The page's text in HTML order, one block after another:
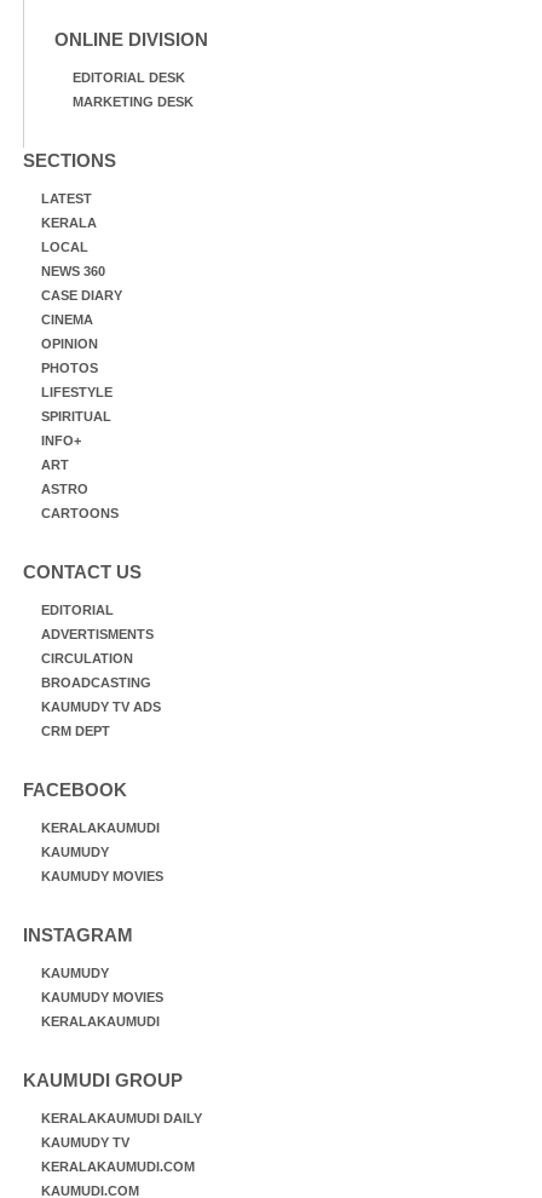
ONLINE DIVISION
EDITORIAL DESK
MARKETING DESK
SECTIONS
LATEST
KERALA
LOCAL
NEWS 360
CASE DIARY
CINEMA
OPINION
PHOTOS
LIFESTYLE
SPIRITUAL
INFO+
ART
ASTRO
CARTOONS
CONTACT US
EDITORIAL
ADVERTISMENTS
CIRCULATION
BROADCASTING
KAUMUDY TV ADS
CRM DEPT
FACEBOOK
KERALAKAUMUDI
KAUMUDY
KAUMUDY MOVIES
INSTAGRAM
KAUMUDY
KAUMUDY MOVIES
KERALAKAUMUDI
KAUMUDI GROUP
KERALAKAUMUDI DAILY
KAUMUDY TV
KERALAKAUMUDI.COM
KAUMUDI.COM